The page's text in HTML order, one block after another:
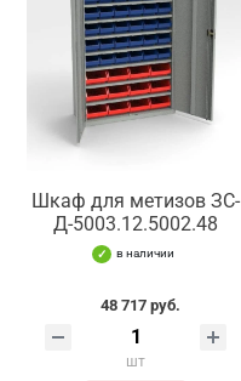
Шкаф для метизов ЗС-
Д-5003.12.5002.48
в наличии
48 717 руб.
шт